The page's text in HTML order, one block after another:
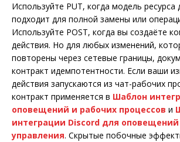
Используйте PUT, когда модель ресурса
подходит для полной замены или
Используйте POST, когда вы создаёте
действия. Но для любых изменений,
повторены через сетевые границы,
контракт идемпотентности. Если ваши
действия запускаются из чат-рабочих
контракт применяется в Шаблон
оповещений и рабочих процессов и
интеграции Discord для оповещений
управления. Скрытые побочные